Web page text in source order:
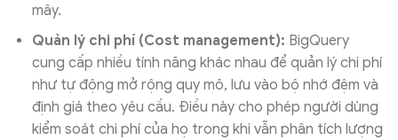
mây.
Quản lý chi phí (Cost management): BigQuery
cung cấp nhiều tính năng khác nhau để quản lý chi phí
như tự động mở rộng quy mô, lưu vào bộ nhớ đệm và
định giá theo yêu cầu. Điều này cho phép người dùng
kiểm soát chi phí của họ trong khi vẫn phân tích lượng